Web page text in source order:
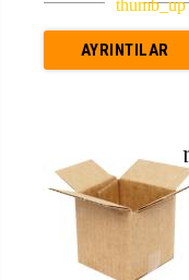
AYRINTILAR